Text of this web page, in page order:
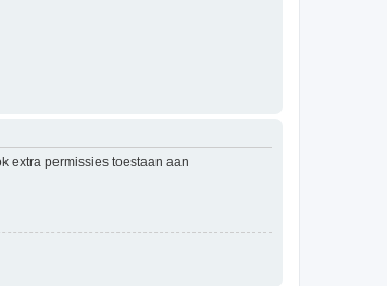
extra permissies toestaan aan